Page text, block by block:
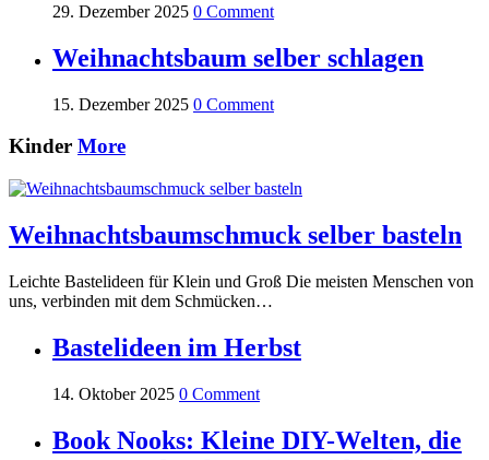
29. Dezember 2025 0 Comment
Weihnachtsbaum selber schlagen
15. Dezember 2025 0 Comment
Kinder More
Weihnachtsbaumschmuck selber basteln
Leichte Bastelideen für Klein und Groß Die meisten Menschen von
uns, verbinden mit dem Schmücken…
Bastelideen im Herbst
14. Oktober 2025 0 Comment
Book Nooks: Kleine DIY-Welten, die